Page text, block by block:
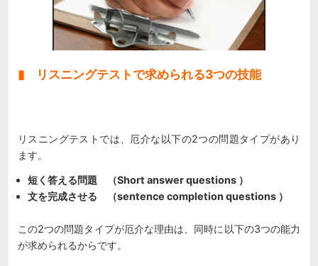
▮ リスニングテストで求められる3つの技能
リスニングテストでは、厄介な以下の2つの問題タイプがあり
ます。
短く答える問題 （Short answer questions ）
文を完成させる （sentence completion questions ）
この2つの問題タイプが厄介な理由は、同時に以下の3つの能力
が求められるからです。